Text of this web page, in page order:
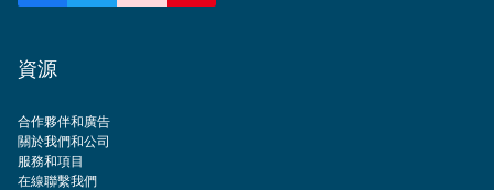
資源
合作夥伴和廣告
關於我們和公司
服務和項目
在線聯繫我們